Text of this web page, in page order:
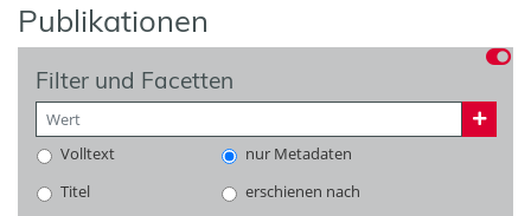
Publikationen
Filter und Facetten
Volltext
nur Metadaten
Titel
erschienen nach